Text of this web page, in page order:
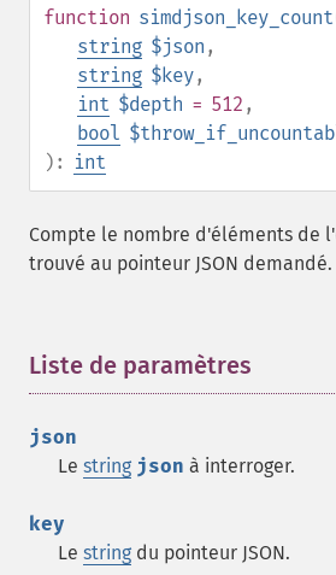
function simdjson_key_count
string $json ,
string $key,
int $depth = 512 ,
bool
):
int
Compte le nombre d'éléments de
trouvé au pointeur JSON demandé.
Liste de paramètres
json
Le string json à interroger.
key
Le string du pointeur JSON.